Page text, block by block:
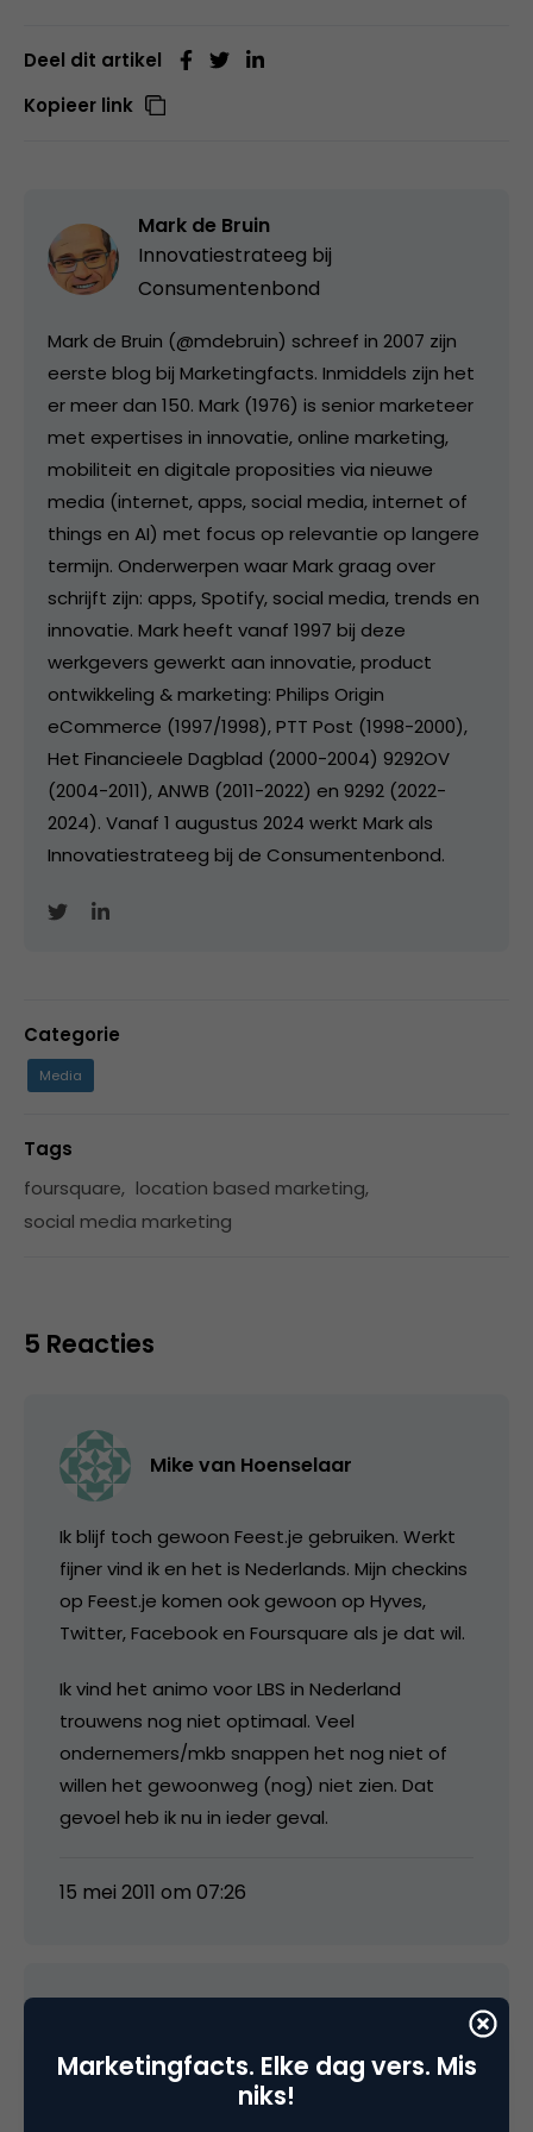
Deel dit artikel
Kopieer link
Mark de Bruin
Innovatiestrateeg bij
Consumentenbond
Mark de Bruin (@mdebruin) schreef in 2007 zijn
eerste blog bij Marketingfacts. Inmiddels zijn het
er meer dan 150. Mark (1976) is senior marketeer
met expertises in innovatie, online marketing,
mobiliteit en digitale proposities via nieuwe
media (internet, apps, social media, internet of
things en AI) met focus op relevantie op langere
termijn. Onderwerpen waar Mark graag over
schrijft zijn: apps, Spotify, social media, trends en
innovatie. Mark heeft vanaf 1997 bij deze
werkgevers gewerkt aan innovatie, product
ontwikkeling & marketing: Philips Origin
eCommerce (1997/1998), PTT Post (1998-2000),
Het Financieele Dagblad (2000-2004) 9292OV
(2004-2011), ANWB (2011-2022) en 9292 (2022-
2024). Vanaf 1 augustus 2024 werkt Mark als
Innovatiestrateeg bij de Consumentenbond.
Categorie
Media
Tags
foursquare, location based marketing,
social media marketing
5 Reacties
Mike van Hoenselaar
Ik blijf toch gewoon Feest.je gebruiken. Werkt
fijner vind ik en het is Nederlands. Mijn checkins
op Feest.je komen ook gewoon op Hyves,
Twitter, Facebook en Foursquare als je dat wil.
Ik vind het animo voor LBS in Nederland
trouwens nog niet optimaal. Veel
ondernemers/mkb snappen het nog niet of
willen het gewoonweg (nog) niet zien. Dat
gevoel heb ik nu in ieder geval.
15 mei 2011 om 07:26
Interessante uitkomsten over de invloed van
Marketingfacts. Elke dag vers. Mis
niks!